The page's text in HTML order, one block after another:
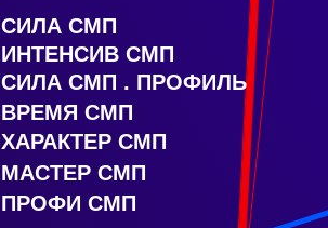
СИЛА СМП
ИНТЕНСИВ СМП
СИЛА СМП . ПРОФИЛЬ
ВРЕМЯ СМП
ХАРАКТЕР СМП
МАСТЕР СМП
ПРОФИ СМП